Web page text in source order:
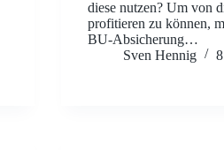
diese nutzen? Um von
profitieren zu können,
BU-Absicherung…
Sven Hennig